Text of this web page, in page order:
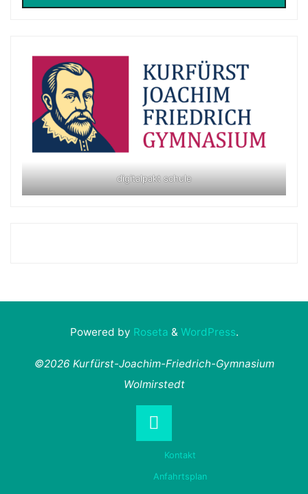
digitalpakt schule
Powered by Roseta & WordPress.
©2026 Kurfürst-Joachim-Friedrich-Gymnasium
Wolmirstedt
Kontakt
Anfahrtsplan
Back
to